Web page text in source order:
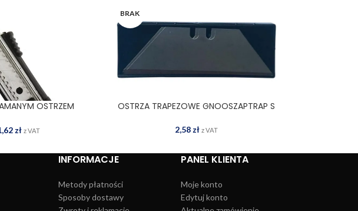
OSTRZEM
zł z VAT
BRAK
DOWIEDZ SIĘ WIĘCEJ
OSTRZA TRAPEZOWE GNOOSZAPTRAP S
2,58 zł z VAT
INFORMACJE
Metody płatności
Sposoby dostawy
PANEL KLIENTA
Moje konto
Edytuj konto